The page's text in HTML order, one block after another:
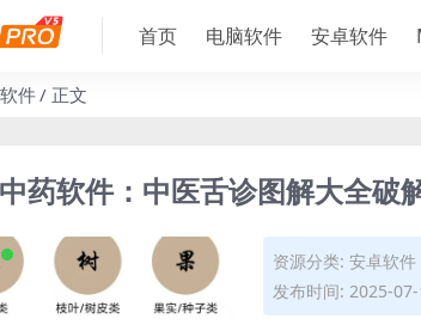
首页 电脑软件 安卓软件
件 正文
药软件：中医舌诊图解大全
资源分类: 安卓软件
发布时间: 2025-